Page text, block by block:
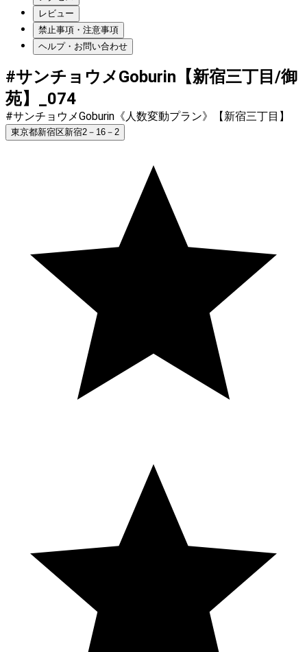
レビュー
禁止事項・注意事項
ヘルプ・お問い合わせ
#サンチョウメGoburin【新宿三丁目/御
苑】_074
#サンチョウメGoburin《人数変動プラン》【新宿三丁目】
東京都新宿区新宿2－16－2